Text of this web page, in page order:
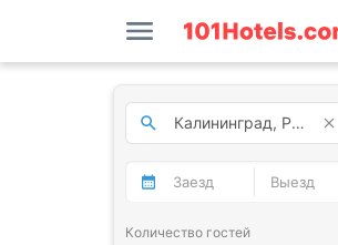
Количество гостей